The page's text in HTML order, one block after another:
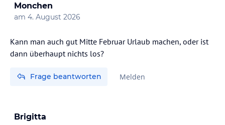
Monchen
am 4. August 2026
Kann man auch gut Mitte Februar Urlaub machen, oder ist
Frage beantworten Melden
Brigitta